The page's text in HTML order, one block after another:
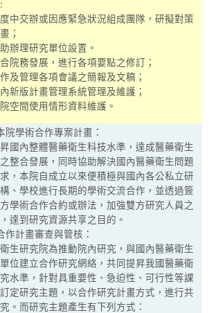
:
中交辦或因應緊急狀況組成團隊，研擬對策
；
辦理研究單位設置。
院務發展，進行各項要點之修訂；
及管理各項會議之簡報及文稿；
新版計畫管理系統管理及維護；
空間使用情形資料維護。
院學術合作專案計畫：
國內整體醫藥衛生科技水準，達成醫藥衛生
整合發展，同時協助解決國內醫藥衛生問題
，本院自成立以來便積極與國內各公私立研
、學校進行長期的學術交流合作，並透過簽
學術合作合約或辦法，加強雙方研究人員之
達到研究資源共享之目的。
作計畫審查與管核：
生研究院為推動院內研究，與國內醫藥衛生
位建立合作研究網絡，共同提昇我國醫藥衛
水準，針對具重要性、急迫性、可行性等課
定研究主題，以合作研究計畫方式，進行共
。而研究主題產生有下列方式：